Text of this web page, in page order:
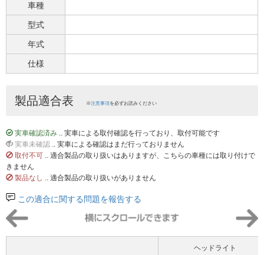
車種
型式
年式
仕様
製品適合表 ※注意事項を必ずお読みください
実車確認済み .. 実車による取付確認を行っており、取付可能です
実車未確認 .. 実車による確認はまだ行っておりません
取付不可 .. 適合製品の取り扱いはありますが、こちらの車種には取り付けで
きません
製品なし .. 適合製品の取り扱いがありません
この適合に関する問題を報告する
ヘッドライト